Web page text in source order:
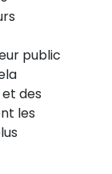
public
des
les